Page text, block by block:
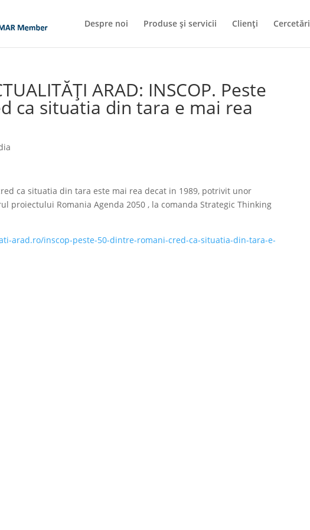
Despre noi Produse și servicii Clienți Cercetări
ARAD: INSCOP. Peste
ca situatia din tara e mai rea
ca situatia din tara este mai rea decat in 1989, potrivit unor
proiectului Romania Agenda 2050 , la comanda Strategic Thinking
arad.ro/inscop-peste-50-dintre-romani-cred-ca-situatia-din-tara-e-